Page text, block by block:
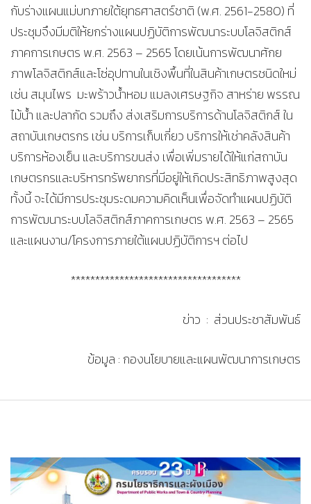
กับร่างแผนแม่บทภายใต้ยุทธศาสตร์ชาติ (พ.ศ. 2561-2580) ที่
ประชุมจึงมีมติให้ยกร่างแผนปฏิบัติการพัฒนาระบบโลจิสติกส์
ภาคการเกษตร พ.ศ. 2563 – 2565 โดยเน้นการพัฒนาศักย
ภาพโลจิสติกส์และโซ่อุปทานในเชิงพื้นที่ในสินค้าเกษตรชนิดใหม่
เช่น สมุนไพร มะพร้าวน้ำหอม แมลงเศรษฐกิจ สาหร่าย พรรณ
ไม้น้ำ และปลากัด รวมถึง ส่งเสริมการบริการด้านโลจิสติกส์ ใน
สถาบันเกษตรกร เช่น บริการเก็บเกี่ยว บริการให้เช่าคลังสินค้า
บริการห้องเย็น และบริการขนส่ง เพื่อเพิ่มรายได้ให้แก่สถาบัน
เกษตรกรและบริหารทรัพยากรที่มีอยู่ให้เกิดประสิทธิภาพสูงสุด
ทั้งนี้ จะได้มีการประชุมระดมความคิดเห็นเพื่อจัดทำแผนปฏิบัติ
การพัฒนาระบบโลจิสติกส์ภาคการเกษตร พ.ศ. 2563 – 2565
และแผนงาน/โครงการภายใต้แผนปฏิบัติการฯ ต่อไป
***********************************
ข่าว : ส่วนประชาสัมพันธ์
ข้อมูล : กองนโยบายและแผนพัฒนาการเกษตร